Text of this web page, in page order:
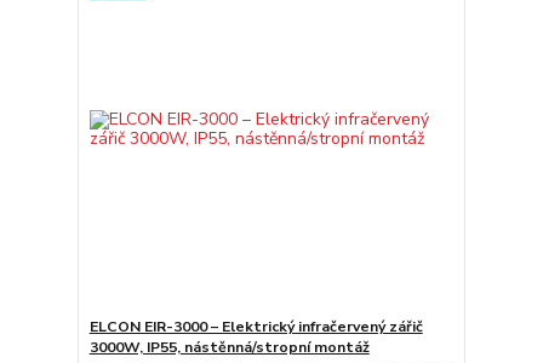
ELCON EIR-3000 – Elektrický infračervený zářič
3000W, IP55, nástěnná/stropní montáž